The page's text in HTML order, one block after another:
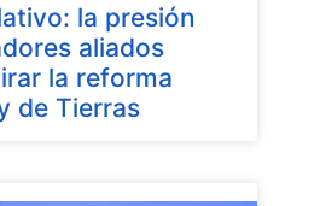
la presión
aliados
la reforma
de Tierras